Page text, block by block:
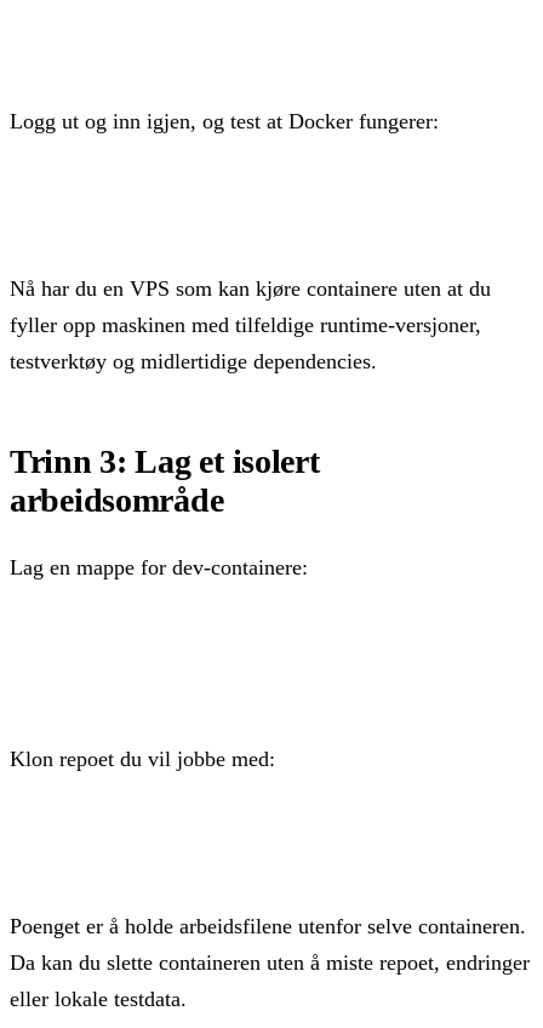
Logg ut og inn igjen, og test at Docker fungerer:
Nå har du en VPS som kan kjøre containere uten at du
fyller opp maskinen med tilfeldige runtime-versjoner,
testverktøy og midlertidige dependencies.
Trinn 3: Lag et isolert
arbeidsområde
Lag en mappe for dev-containere:
Klon repoet du vil jobbe med:
Poenget er å holde arbeidsfilene utenfor selve containeren.
Da kan du slette containeren uten å miste repoet, endringer
eller lokale testdata.